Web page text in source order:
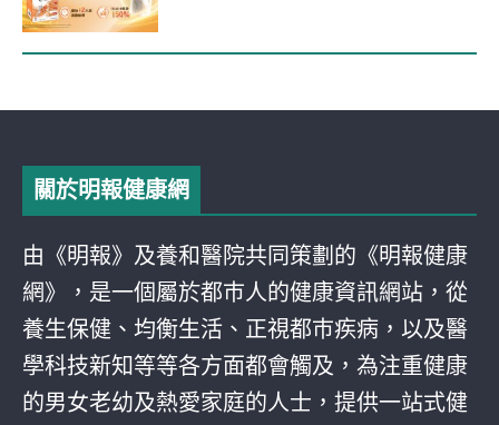
關於明報健康網
由《明報》及養和醫院共同策劃的《明報健康
網》，是一個屬於都巿人的健康資訊網站，從
養生保健、均衡生活、正視都巿疾病，以及醫
學科技新知等等各方面都會觸及，為注重健康
的男女老幼及熱愛家庭的人士，提供一站式健